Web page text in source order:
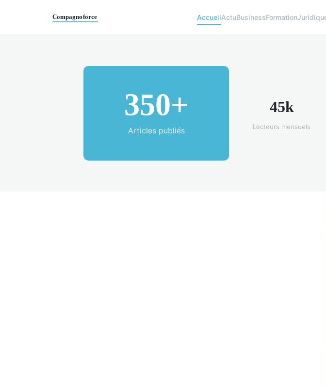
AccueilActuBusinessFormation
350+
Articles publiés
45k
Lecteurs mensuels